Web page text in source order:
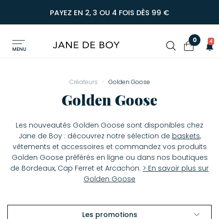
PAYEZ EN 2, 3 OU 4 FOIS DÈS 99 €
MENU
0 4
Créateurs Golden Goose
Golden Goose
Les nouveautés Golden Goose sont disponibles chez
Jane de Boy : découvrez notre sélection de baskets,
vêtements et accessoires et commandez vos produits
Golden Goose préférés en ligne ou dans nos boutiques
de Bordeaux, Cap Ferret et Arcachon. > En savoir plus sur
Golden Goose
Les promotions